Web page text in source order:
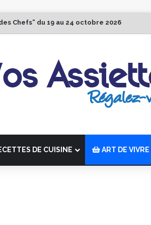
Chefs” du 19 au 24 octobre 2026
DE CUISINE ART DE VIVRE